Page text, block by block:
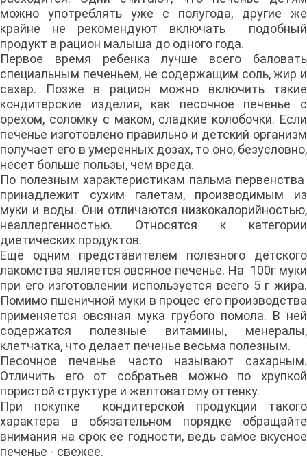
можно употреблять уже с полугода, другие же
крайне не рекомендуют включать подобный
продукт в рацион малыша до одного года.
Первое время ребенка лучше всего баловать
специальным печеньем, не содержащим соль, жир и
сахар. Позже в рацион можно включить такие
кондитерские изделия, как песочное печенье с
орехом, соломку с маком, сладкие колобочки. Если
печенье изготовлено правильно и детский организм
получает его в умеренных дозах, то оно, безусловно,
несет больше пользы, чем вреда.
По полезным характеристикам пальма первенства
принадлежит сухим галетам, производимым из
муки и воды. Они отличаются низкокалорийностью,
неаллергенностью. Относятся к категории
диетических продуктов.
Еще одним представителем полезного детского
лакомства является овсяное печенье. На 100г муки
при его изготовлении используется всего 5 г жира.
Помимо пшеничной муки в процес его производства
применяется овсяная мука грубого помола. В ней
содержатся полезные витамины, менералы,
клетчатка, что делает печенье весьма полезным.
Песочное печенье часто называют сахарным.
Отличить его от собратьев можно по хрупкой
пористой структуре и желтоватому оттенку.
При покупке кондитерской продукции такого
характера в обязательном порядке обращайте
внимания на срок ее годности, ведь самое вкусное
печенье - свежее.